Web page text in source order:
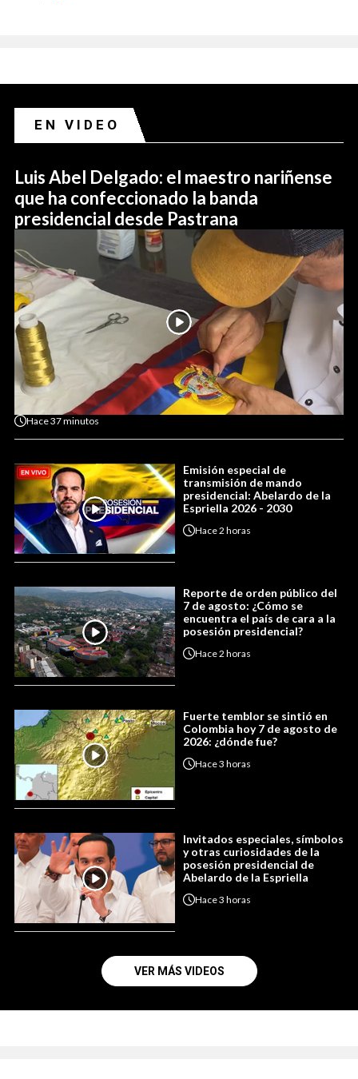
EN VIDEO
Luis Abel Delgado: el maestro nariñense
que ha confeccionado la banda
presidencial desde Pastrana
Hace37 minutos
Emisión especial de
transmisión de mando
presidencial: Abelardo de la
Espriella 2026 - 2030
Hace2 horas
Reporte de orden público del
7 de agosto: ¿Cómo se
encuentra el país de cara a la
posesión presidencial?
Hace2 horas
Fuerte temblor se sintió en
Colombia hoy 7 de agosto de
2026: ¿dónde fue?
Hace3 horas
Invitados especiales, símbolos
y otras curiosidades de la
posesión presidencial de
Abelardo de la Espriella
Hace3 horas
VER MÁS VIDEOS